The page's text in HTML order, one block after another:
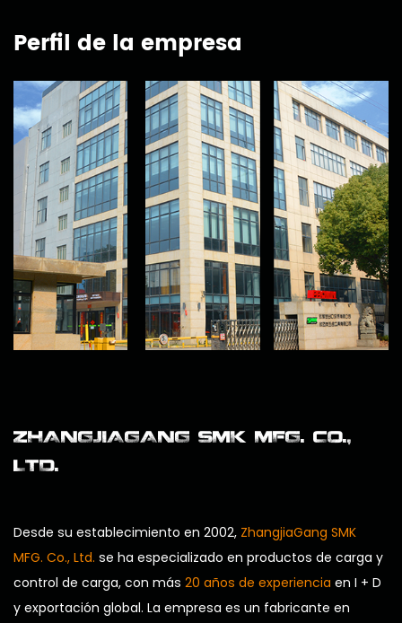
Perfil de la empresa
ZHANGJIAGANG SMK MFG. CO.,
LTD.
Desde su establecimiento en 2002, ZhangjiaGang SMK
MFG. Co., Ltd. se ha especializado en productos de carga y
control de carga, con más 20 años de experiencia en I + D
y exportación global. La empresa es un fabricante en